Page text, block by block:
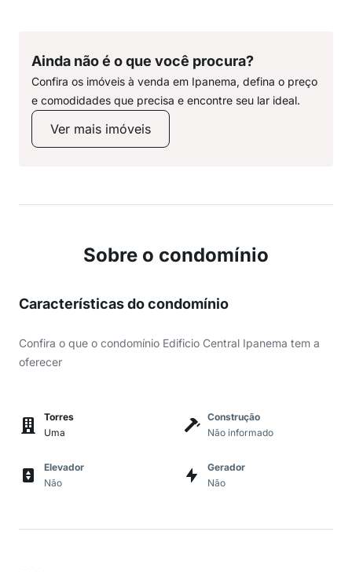
Ainda não é o que você procura?
Confira os imóveis à venda em Ipanema, defina o preço
e comodidades que precisa e encontre seu lar ideal.
Ver mais imóveis
Sobre o condomínio
Características do condomínio
Confira o que o condomínio Edificio Central Ipanema tem a
oferecer
Torres
Uma
Construção
Não informado
Elevador
Não
Gerador
Não